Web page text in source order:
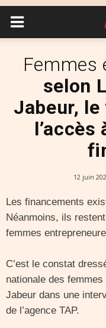
Femmes
selon
Jabeur,
l’accès
12 juin
Les financements
Néanmoins, ils
femmes
C’est le constat
nationale des
Jabeur dans une
de l’agence TAP.